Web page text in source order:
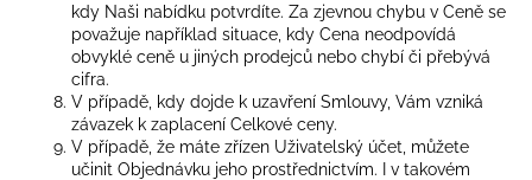
kdy Naši nabídku potvrdíte. Za zjevnou chybu v Ceně se
považuje například situace, kdy Cena neodpovídá
obvyklé ceně u jiných prodejců nebo chybí či přebývá
cifra.
V případě, kdy dojde k uzavření Smlouvy, Vám vzniká
závazek k zaplacení Celkové ceny.
V případě, že máte zřízen Uživatelský účet, můžete
učinit Objednávku jeho prostřednictvím. I v takovém